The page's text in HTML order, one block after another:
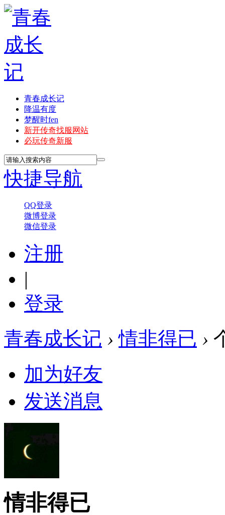
青春成长记
降温有度
梦醒时fen
新开传奇找服网站
必玩传奇新服
快捷导航
QQ登录
微博登录
微信登录
注册
|
登录
青春成长记 › 情非得已 ›
加为好友
发送消息
情非得已